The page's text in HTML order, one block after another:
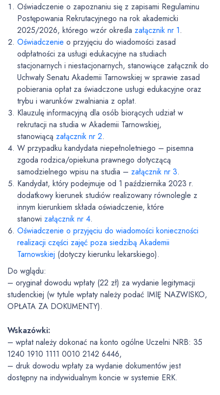
Oświadczenie o zapoznaniu się z zapisami Regulaminu
Postępowania Rekrutacyjnego na rok akademicki
2025/2026, którego wzór określa załącznik nr 1.
Oświadczenie o przyjęciu do wiadomości zasad
odpłatności za usługi edukacyjne na studiach
stacjonarnych i niestacjonarnych, stanowiące załącznik do
Uchwały Senatu Akademii Tarnowskiej w sprawie zasad
pobierania opłat za świadczone usługi edukacyjne oraz
trybu i warunków zwalniania z opłat.
Klauzulę informacyjną dla osób biorących udział w
rekrutacji na studia w Akademii Tarnowskiej,
stanowiącą załącznik nr 2.
W przypadku kandydata niepełnoletniego – pisemna
zgoda rodzica/opiekuna prawnego dotyczącą
samodzielnego wpisu na studia – załącznik nr 3.
Kandydat, który podejmuje od 1 października 2023 r.
dodatkowy kierunek studiów realizowany równolegle z
innym kierunkiem składa oświadczenie, które
stanowi załącznik nr 4.
Oświadczenie o przyjęciu do wiadomości konieczności
realizacji części zajęć poza siedzibą Akademii
Tarnowskiej (dotyczy kierunku lekarskiego).
Do wglądu:
– oryginał dowodu wpłaty (22 zł) za wydanie legitymacji
studenckiej (w tytule wpłaty należy podać IMIĘ NAZWISKO,
OPŁATA ZA DOKUMENTY).
Wskazówki:
– wpłat należy dokonać na konto ogólne Uczelni NRB: 35
1240 1910 1111 0010 2142 6446,
– druk dowodu wpłaty za wydanie dokumentów jest
dostępny na indywidualnym koncie w systemie ERK.